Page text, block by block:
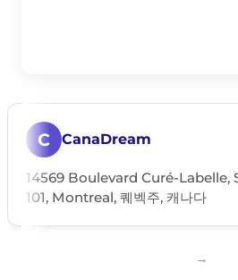
C CanaDream
14569 Boulevard Curé-Labelle,
101, Montreal, 퀘벡주, 캐나다